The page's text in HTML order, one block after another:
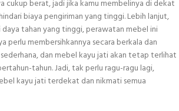
cukup berat, jadi jika kamu membelinya di dekat
biaya pengiriman yang tinggi. Lebih lanjut,
tahan yang tinggi, perawatan mebel ini
perlu membersihkannya secara berkala dan
dan mebel kayu jati akan tetap terlihat
tahun. Jadi, tak perlu ragu-ragu lagi,
kayu jati terdekat dan nikmati semua